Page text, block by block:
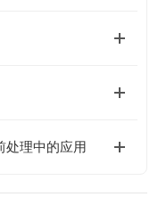
处理中的应用